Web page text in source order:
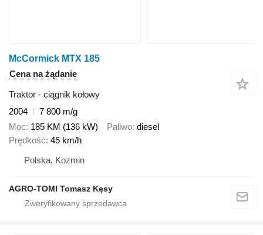
McCormick MTX 185
Cena na żądanie
Traktor - ciągnik kołowy
2004
7 800 m/g
Moc 185 KM (136 kW) Paliwo diesel
Prędkość 45 km/h
Polska, Kozmin
AGRO-TOMI Tomasz Kęsy